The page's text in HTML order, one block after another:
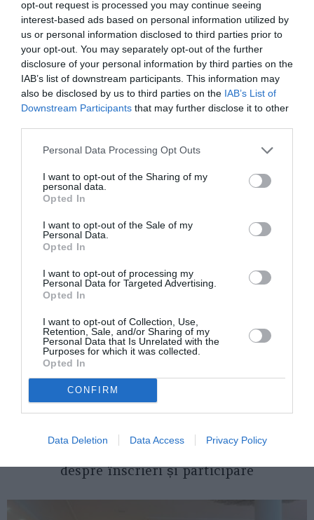
opt-out request is processed you may continue seeing
interest-based ads based on personal information utilized by
us or personal information disclosed to third parties prior to
your opt-out. You may separately opt-out of the further
disclosure of your personal information by third parties on the
IAB’s list of downstream participants. This information may
also be disclosed by us to third parties on the IAB’s List of
Downstream Participants that may further disclose it to other
Personal Data Processing Opt Outs
I want to opt-out of the Sharing of my
personal data.
Opted In
I want to opt-out of the Sale of my
Personal Data.
Opted In
I want to opt-out of processing my
Personal Data for Targeted Advertising.
Opted In
I want to opt-out of Collection, Use,
Retention, Sale, and/or Sharing of my
Personal Data that Is Unrelated with the
Purposes for which it was collected.
Opted In
CONFIRM
Data Deletion Data Access Privacy Policy
numai unul.»
Elvio Pasca
See
more
Articolul anterior
Campagnola (PD): Copil român, exclus de la
Următorul articol
Berlusconi
AȚI PUTEA DORI DE
despre înscrieri și participare